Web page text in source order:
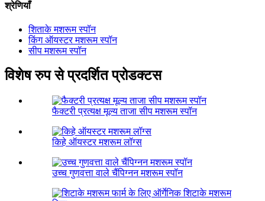
श्रेणियाँ
शिताके मशरूम स्पॉन
किंग ऑयस्टर मशरूम स्पॉन
सीप मशरूम स्पॉन
विशेष रुप से प्रदर्शित प्रोडक्टस
फैक्टरी प्रत्यक्ष मूल्य ताजा सीप मशरूम स्पॉन
किहे ऑयस्टर मशरूम लॉग्स
उच्च गुणवत्ता वाले चैंपिग्नन मशरूम स्पॉन